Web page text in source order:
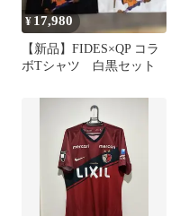
¥ 17,980
【新品】FIDES×QP コラ
ボTシャツ 白黒セット